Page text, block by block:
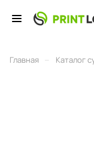
Главная Каталог